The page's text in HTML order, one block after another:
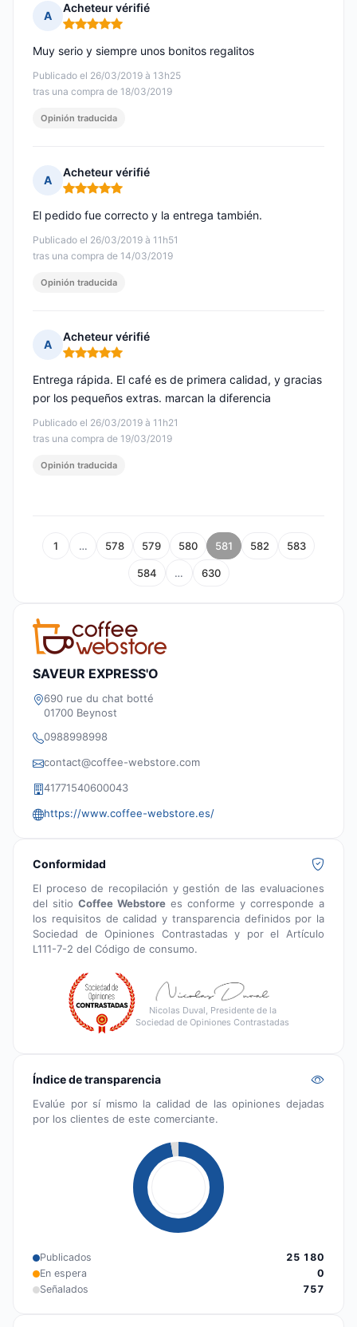
A
Acheteur vérifié
Nota: 5 de 5
Publicado el 26/03/2019 à 13h25
tras una compra de 18/03/2019
Muy serio y siempre unos bonitos regalitos
Opinión traducida
A
Acheteur vérifié
Nota: 5 de 5
Publicado el 26/03/2019 à 11h51
tras una compra de 14/03/2019
El pedido fue correcto y la entrega también.
Opinión traducida
A
Acheteur vérifié
Nota: 5 de 5
Publicado el 26/03/2019 à 11h21
tras una compra de 19/03/2019
Entrega rápida. El café es de primera calidad, y gracias
por los pequeños extras. marcan la diferencia
Opinión traducida
1 … 578 579 580 581 582 583
584 … 630
SAVEUR EXPRESS'O
690 rue du chat botté
01700 Beynost
0988998998
contact@coffee-webstore.com
41771540600043
https://www.coffee-webstore.es/
Conformidad
El proceso de recopilación y gestión de las evaluaciones
del sitio Coffee Webstore es conforme y corresponde a
los requisitos de calidad y transparencia definidos por la
Sociedad de Opiniones Contrastadas y por el Artículo
L111-7-2 del Código de consumo.
Nicolas Duval, Presidente de la
Sociedad de Opiniones Contrastadas
Índice de transparencia
Evalúe por sí mismo la calidad de las opiniones dejadas
por los clientes de este comerciante.
Publicados
25 180
En espera
0
Señalados
757